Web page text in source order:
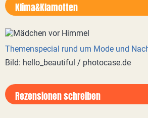
Klima&Klamotten
Themenspecial rund um Mode und
Bild: hello_beautiful / photocase.de
Rezensionen schreiben